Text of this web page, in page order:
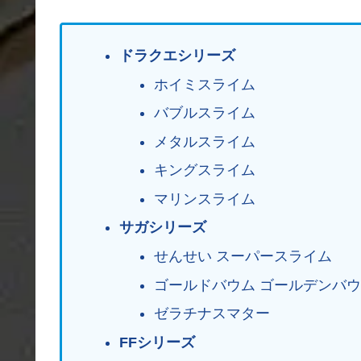
ドラクエシリーズ
ホイミスライム
バブルスライム
メタルスライム
キングスライム
マリンスライム
サガシリーズ
せんせい スーパースライム
ゴールドバウム ゴールデンバ
ゼラチナスマター
FFシリーズ